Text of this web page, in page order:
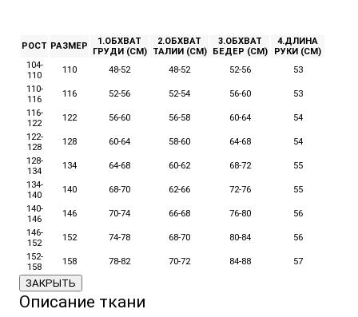
РОСТ РАЗМЕР
1.ОБХВАТ
ГРУДИ (СМ)
2.ОБХВАТ
ТАЛИИ (СМ)
3.ОБХВАТ
БЕДЕР (СМ)
4.ДЛИНА
РУКИ (СМ)
104-
110
110 48-52 48-52 52-56
53
110-
116
116 52-56 52-54 56-60
53
116-
122
122 56-60 56-58 60-64
54
122-
128
128 60-64 58-60 64-68
54
128-
134
134 64-68 60-62 68-72
55
134-
140
140 68-70 62-66 72-76
55
140-
146
146 70-74 66-68 76-80
56
146-
152
152 74-78 68-70 80-84
56
152-
158
158 78-82 70-72 84-88 57
ЗАКРЫТЬ
Описание ткани